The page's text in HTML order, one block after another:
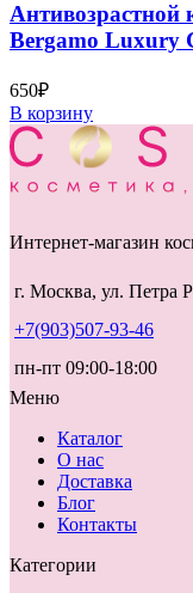
Bergamo Luxury
650₽
В корзину
Интернет-магазин
г. Москва, ул. Петра
+7(903)507-93-46
пн-пт 09:00-18:00
Меню
Каталог
О нас
Доставка
Блог
Контакты
Категории